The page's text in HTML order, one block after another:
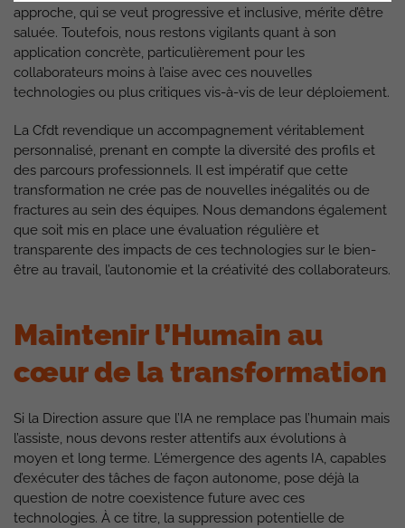
approche, qui se veut progressive et inclusive, mérite d’être
saluée. Toutefois, nous restons vigilants quant à son
application concrète, particulièrement pour les
collaborateurs moins à l’aise avec ces nouvelles
technologies ou plus critiques vis-à-vis de leur déploiement.
La Cfdt revendique un accompagnement véritablement
personnalisé, prenant en compte la diversité des profils et
des parcours professionnels. Il est impératif que cette
transformation ne crée pas de nouvelles inégalités ou de
fractures au sein des équipes. Nous demandons également
que soit mis en place une évaluation régulière et
transparente des impacts de ces technologies sur le bien-
être au travail, l’autonomie et la créativité des collaborateurs.
Maintenir l’Humain au
cœur de la transformation
Si la Direction assure que l’IA ne remplace pas l’humain mais
l’assiste, nous devons rester attentifs aux évolutions à
moyen et long terme. L’émergence des agents IA, capables
d’exécuter des tâches de façon autonome, pose déjà la
question de notre coexistence future avec ces
technologies. À ce titre, la suppression potentielle de